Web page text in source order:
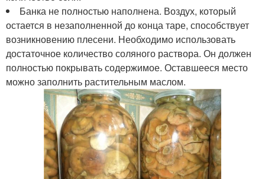
Банка не полностью наполнена. Воздух, который
остается в незаполненной до конца таре, способствует
возникновению плесени. Необходимо использовать
достаточное количество соляного раствора. Он должен
полностью покрывать содержимое. Оставшееся место
можно заполнить растительным маслом.